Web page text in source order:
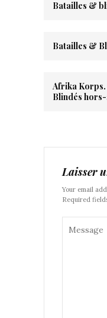
Batailles &
Batailles &
Afrika
Blindés
Laisser
Your email
Required